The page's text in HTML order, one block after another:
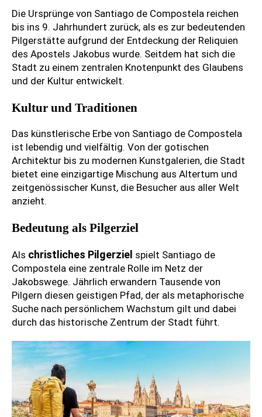
Die Ursprünge von Santiago de Compostela reichen
bis ins 9. Jahrhundert zurück, als es zur bedeutenden
Pilgerstätte aufgrund der Entdeckung der Reliquien
des Apostels Jakobus wurde. Seitdem hat sich die
Stadt zu einem zentralen Knotenpunkt des Glaubens
und der Kultur entwickelt.
Kultur und Traditionen
Das künstlerische Erbe von Santiago de Compostela
ist lebendig und vielfältig. Von der gotischen
Architektur bis zu modernen Kunstgalerien, die Stadt
bietet eine einzigartige Mischung aus Altertum und
zeitgenössischer Kunst, die Besucher aus aller Welt
anzieht.
Bedeutung als Pilgerziel
Als christliches Pilgerziel spielt Santiago de
Compostela eine zentrale Rolle im Netz der
Jakobswege. Jährlich erwandern Tausende von
Pilgern diesen geistigen Pfad, der als metaphorische
Suche nach persönlichem Wachstum gilt und dabei
durch das historische Zentrum der Stadt führt.